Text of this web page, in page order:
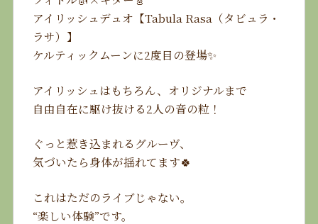
アイリッシュデュオ【Tabula Rasa（タビュラ・
ラサ）】
ケルティックムーンに2度目の登場✨
アイリッシュはもちろん、オリジナルまで
自由自在に駆け抜ける2人の音の粒！
ぐっと惹き込まれるグルーヴ、
気づいたら身体が揺れてます🍀
これはただのライブじゃない。
“楽しい体験”です。